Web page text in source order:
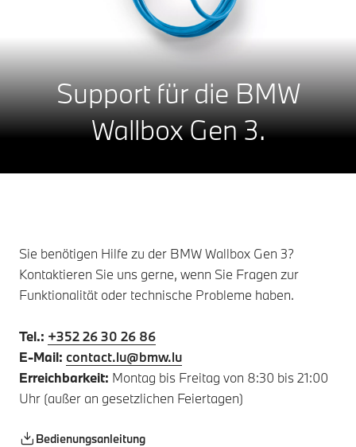
Support für die BMW
Wallbox Gen 3.
Sie benötigen Hilfe zu der BMW Wallbox Gen 3?
Kontaktieren Sie uns gerne, wenn Sie Fragen zur
Funktionalität oder technische Probleme haben.
Tel.: +352 26 30 26 86
E-Mail: contact.lu@bmw.lu
Erreichbarkeit: Montag bis Freitag von 8:30 bis 21:00
Uhr (außer an gesetzlichen Feiertagen)
Bedienungsanleitung